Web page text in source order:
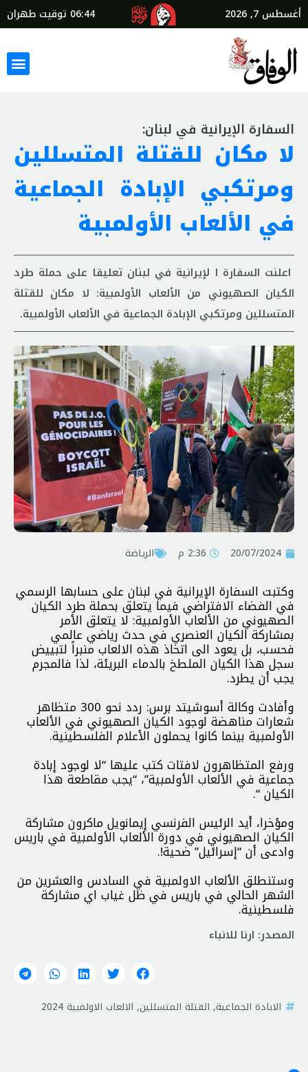
أغسطس 7, 2026 06:44 توقيت طهران
السفارة الإيرانية في لبنان:
لا مكان للقتلة المتسللين
ومرتكبي الإبادة الجماعية
في الألعاب الأولمبية
اعلنت السفارة ا لإيرانية في لبنان تعلیقا علی حملة طرد
الکیان الصهيوني من الألعاب الأولمبية: لا مكان للقتلة
المتسللين ومرتكبي الإبادة الجماعية في الألعاب الأولمبية.
20/07/2024 2:36 م الرياضة
وکتبت السفارة الإيرانية في لبنان على حسابها الرسمي
في الفضاء الافتراضي فيما يتعلق بحملة طرد الکیان
الصهيوني من الألعاب الأولمبية: لا يتعلق الأمر
بمشاركة الكيان العنصري في حدث رياضي عالمي
فحسب، بل يعود الى اتخاذ هذه الالعاب منبراً لتبييض
سجل هذا الكيان الملطخ بالدماء البريئة، لذا فالمجرم
يجب أن يطرد.
وأفادت وكالة أسوشيتد برس: ردد نحو 300 متظاهر
شعارات مناهضة لوجود الکیان الصهيوني في الألعاب
الأولمبية بينما كانوا يحملون الأعلام الفلسطينية.
ورفع المتظاهرون لافتات كتب عليها “لا لوجود إبادة
جماعية في الألعاب الأولمبية”، “يجب مقاطعة هذا
الكيان “.
ومؤخرا، أيد الرئيس الفرنسي إيمانويل ماكرون مشاركة
الكيان الصهيوني في دورة الألعاب الأولمبية في باريس
وادعى أن “إسرائيل” ضحية!.
وستنطلق الألعاب الاولمبية في السادس والعشرين من
الشهر الحالي في باريس في ظل غياب اي مشاركة
فلسطينية.
المصدر: ارنا للانباء
الابادة الجماعية, القتلة المتسللين, الالعاب الاولمبية 2024